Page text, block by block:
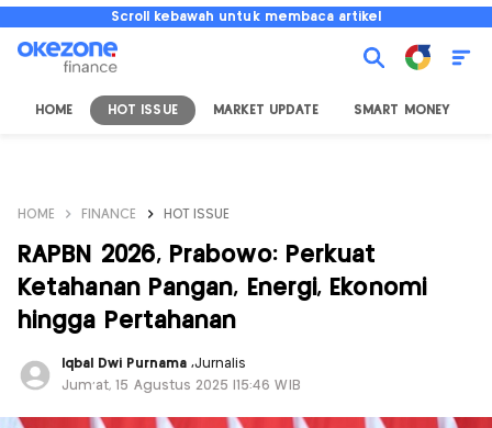
Scroll kebawah untuk membaca artikel
HOME HOT ISSUE MARKET UPDATE SMART MONEY
HOME FINANCE HOT ISSUE
RAPBN 2026, Prabowo: Perkuat
Ketahanan Pangan, Energi, Ekonomi
hingga Pertahanan
Iqbal Dwi Purnama ,Jurnalis
Jum'at, 15 Agustus 2025 |15:46 WIB